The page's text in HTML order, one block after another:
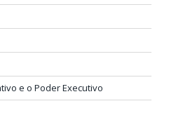
e o Poder Executivo